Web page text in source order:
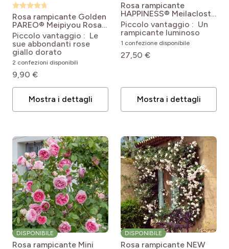
Rosa rampicante Golden
PAREO® Meipiyou Rosa
Golden Pareo®
'Meipiyou'
Piccolo vantaggio : Le
sue abbondanti rose
giallo dorato
2 confezioni disponibili
9,90 €
Mostra i dettagli
Rosa rampicante
HAPPINESS® Meilaclost
Rosa 'Meilaclost'
HAPPINESS®
Piccolo vantaggio : Un
rampicante luminoso
1 confezione disponibile
27,50 €
Mostra i dettagli
DISPONIBILE
Rosa rampicante Mini
DISPONIBILE
Rosa rampicante NEW